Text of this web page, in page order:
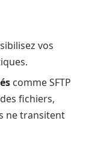
vos
comme SFTP
fichiers,
ne transitent